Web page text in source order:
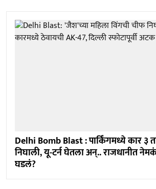
Delhi Bomb Blast : पार्किंगमध्ये कार ३
निघाली, यू-टर्न घेतला अन्.. राजधानीत
घडलं?